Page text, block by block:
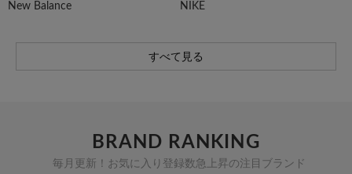
New Balance NIKE
すべて見る
BRAND RANKING
毎月更新！お気に入り登録数急上昇の注目ブランド